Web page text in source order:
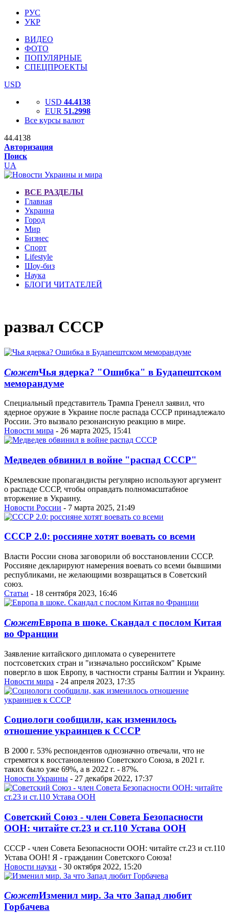
РУС
УКР
ВИДЕО
ФОТО
ПОПУЛЯРНЫЕ
СПЕЦПРОЕКТЫ
USD
USD 44.4138
EUR 51.2998
Все курсы валют
44.4138
Авторизация
Поиск
UA
ВСЕ РАЗДЕЛЫ
Главная
Украина
Город
Мир
Бизнес
Спорт
Lifestyle
Шоу-биз
Наука
БЛОГИ ЧИТАТЕЛЕЙ
развал СССР
СюжетЧья ядерка? "Ошибка" в Будапештском
меморандуме
Специальный представитель Трампа Гренелл заявил, что
ядерное оружие в Украине после распада СССР принадлежало
России. Это вызвало резонансную реакцию в мире.
Новости мира - 26 марта 2025, 15:41
Медведев обвинил в войне "распад СССР"
Кремлевские пропагандисты регулярно используют аргумент
о распаде СССР, чтобы оправдать полномасштабное
вторжение в Украину.
Новости России - 7 марта 2025, 21:49
СССР 2.0: россияне хотят воевать со всеми
Власти России снова заговорили об восстановлении СССР.
Россияне декларируют намерения воевать со всеми бывшими
республиками, не желающими возвращаться в Советский
союз.
Статьи - 18 сентября 2023, 16:46
СюжетЕвропа в шоке. Скандал с послом Китая
во Франции
Заявление китайского дипломата о суверенитете
постсоветских стран и "изначально российском" Крыме
повергло в шок Европу, в частности страны Балтии и Украину.
Новости мира - 24 апреля 2023, 17:35
Социологи сообщили, как изменилось
отношение украинцев к СССР
В 2000 г. 53% респондентов однозначно отвечали, что не
стремятся к восстановлению Советского Союза, в 2021 г.
таких было уже 69%, а в 2022 г. - 87%.
Новости Украины - 27 декабря 2022, 17:37
Советский Союз - член Совета Безопасности
ООН: читайте ст.23 и ст.110 Устава ООН
СССР - член Совета Безопасности ООН: читайте ст.23 и ст.110
Устава ООН! Я - гражданин Советского Союза!
Новости науки - 30 октября 2022, 15:20
СюжетИзменил мир. За что Запад любит
Горбачева